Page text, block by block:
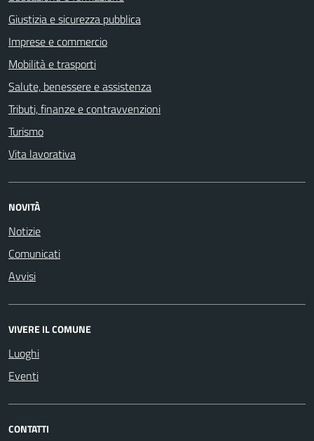
Giustizia e sicurezza pubblica
Imprese e commercio
Mobilità e trasporti
Salute, benessere e assistenza
Tributi, finanze e contravvenzioni
Turismo
Vita lavorativa
NOVITÀ
Notizie
Comunicati
Avvisi
VIVERE IL COMUNE
Luoghi
Eventi
CONTATTI